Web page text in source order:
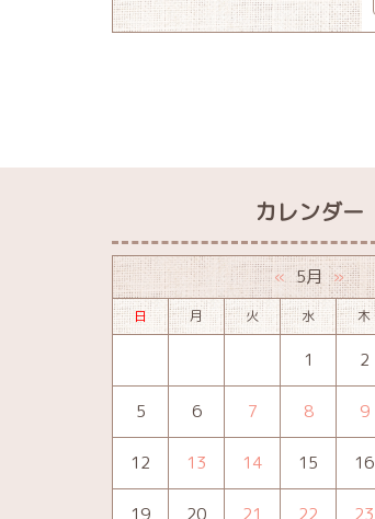
カレンダー
« 5月 »
日 月 火 水 木
1 2
5 6 7 8 9
12 13 14 15 16
19 20 21 22 23